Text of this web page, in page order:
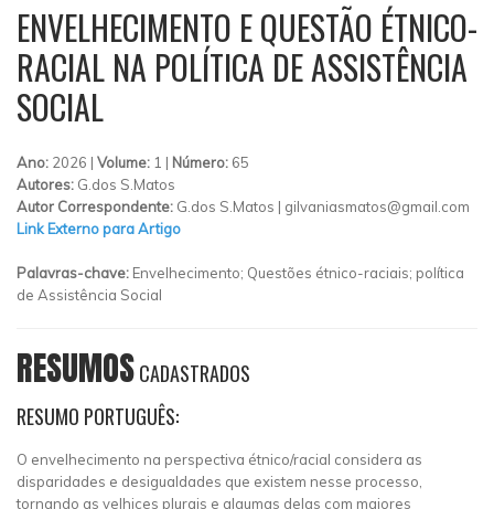
ENVELHECIMENTO E QUESTÃO ÉTNICO-
RACIAL NA POLÍTICA DE ASSISTÊNCIA
SOCIAL
Ano: 2026 | Volume: 1 | Número: 65
Autores: G.dos S.Matos
Autor Correspondente: G.dos S.Matos | gilvaniasmatos@gmail.com
Link Externo para Artigo
Palavras-chave: Envelhecimento; Questões étnico-raciais; política
de Assistência Social
RESUMOSCADASTRADOS
RESUMO PORTUGUÊS:
O envelhecimento na perspectiva étnico/racial considera as
disparidades e desigualdades que existem nesse processo,
tornando as velhices plurais e algumas delas com maiores